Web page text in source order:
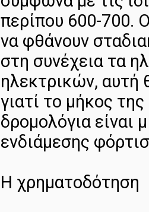
περίπου 600-700.
να φθάνουν
στη συνέχεια τα
ηλεκτρικών, αυτή
γιατί το μήκος
δρομολόγια είναι
ενδιάμεσης
Η χρηματοδότηση